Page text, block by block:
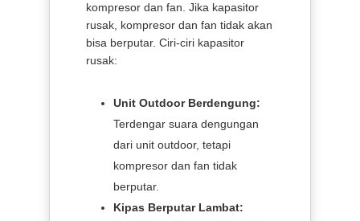
kompresor dan fan. Jika kapasitor
rusak, kompresor dan fan tidak akan
bisa berputar. Ciri-ciri kapasitor
rusak:
Unit Outdoor Berdengung:
Terdengar suara dengungan
dari unit outdoor, tetapi
kompresor dan fan tidak
berputar.
Kipas Berputar Lambat: